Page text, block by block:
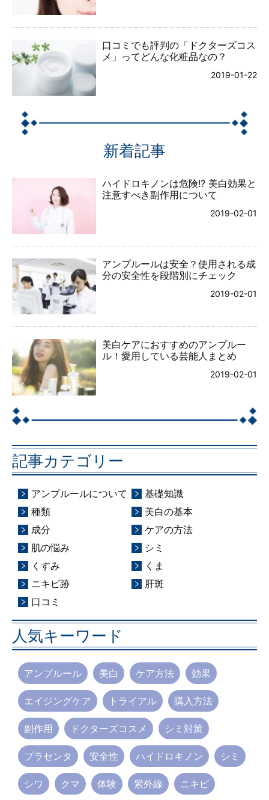
口コミでも評判の「ドクターズコス
メ」ってどんな化粧品なの？
2019-01-22
新着記事
ハイドロキノンは危険!? 美白効果と
注意すべき副作用について
2019-02-01
アンプルールは安全？使用される成
分の安全性を段階別にチェック
2019-02-01
美白ケアにおすすめのアンプルー
ル！愛用している芸能人まとめ
2019-02-01
記事カテゴリー
アンプルールについて
基礎知識
種類
美白の基本
成分
ケアの方法
肌の悩み
シミ
くすみ
くま
ニキビ跡
肝斑
口コミ
人気キーワード
アンプルール 美白 ケア方法 効果
エイジングケア トライアル 購入方法
副作用 ドクターズコスメ シミ対策
プラセンタ 安全性 ハイドロキノン シミ
シワ クマ 体験 紫外線 ニキビ